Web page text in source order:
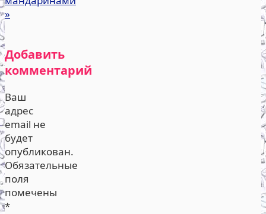
»
Добавить
комментарий
Ваш
адрес
email не
будет
опубликован.
Обязательные
поля
помечены
*